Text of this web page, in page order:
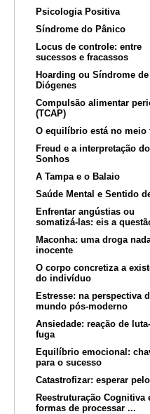
Psicologia Positiva
Síndrome do Pânico
Locus de controle: entre
sucessos e fracassos
Hoarding ou Síndrome de
Diógenes
Compulsão alimentar
(TCAP)
O equilíbrio está no meio
Freud e a interpretação
Sonhos
A Tampa e o Balaio
Saúde Mental e Sentido
Enfrentar angústias ou
somatizá-las: eis a
Maconha: uma droga
inocente
O corpo concretiza a
do indivíduo
Estresse: na perspectiva
mundo pós-moderno
Ansiedade: reação de
fuga
Equilíbrio emocional:
para o sucesso
Catastrofizar: esperar
Reestruturação Cognitiva
formas de processar ...